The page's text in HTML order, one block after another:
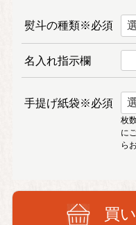
買
熨斗の種類※必須
名入れ指示欄
手提げ紙袋※必須
枚
に
ら